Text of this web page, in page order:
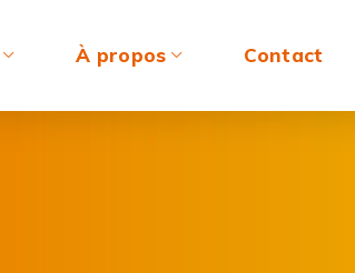
À propos Contact